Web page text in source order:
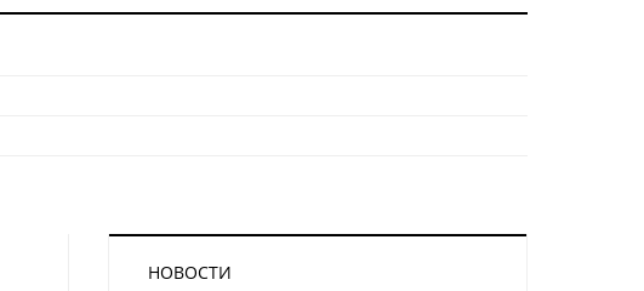
НОВОСТИ